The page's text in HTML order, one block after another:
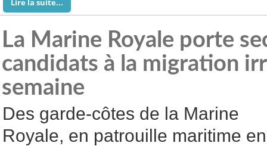
Lire la suite...
La Marine Royale porte
candidats à la migration
semaine
Des garde-côtes de la Marine
Royale, en patrouille maritime en